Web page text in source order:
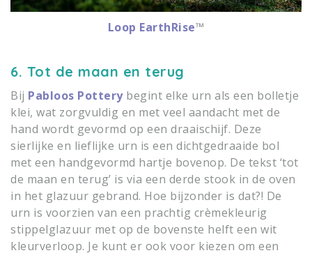
Loop EarthRise™
6. Tot de maan en terug
Bij Pabloos Potterybegint elke urn als een bolletje
klei, wat zorgvuldig en met veel aandacht met de
hand wordt gevormd op een draaischijf. Deze
sierlijke en lieflijke urn is een dichtgedraaide bol
met een handgevormd hartje bovenop. De tekst ‘tot
de maan en terug’ is via een derde stook in de oven
in het glazuur gebrand. Hoe bijzonder is dat?! De
urn is voorzien van een prachtig crèmekleurig
stippelglazuur met op de bovenste helft een wit
kleurverloop. Je kunt er ook voor kiezen om een